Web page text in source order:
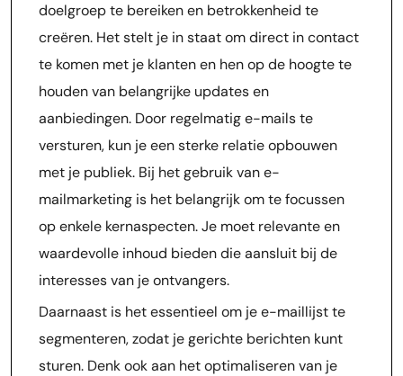
doelgroep te bereiken en betrokkenheid te
creëren. Het stelt je in staat om direct in contact
te komen met je klanten en hen op de hoogte te
houden van belangrijke updates en
aanbiedingen. Door regelmatig e-mails te
versturen, kun je een sterke relatie opbouwen
met je publiek. Bij het gebruik van e-
mailmarketing is het belangrijk om te focussen
op enkele kernaspecten. Je moet relevante en
waardevolle inhoud bieden die aansluit bij de
interesses van je ontvangers.
Daarnaast is het essentieel om je e-maillijst te
segmenteren, zodat je gerichte berichten kunt
sturen. Denk ook aan het optimaliseren van je